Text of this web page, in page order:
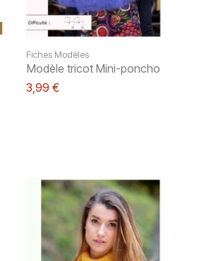
Fiches Modèles
Modèle tricot Mini-poncho
3,99 €